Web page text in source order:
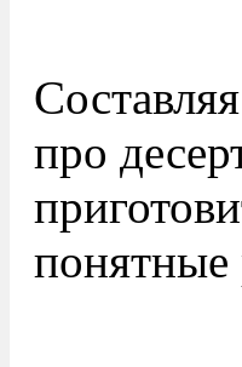
про
понятные